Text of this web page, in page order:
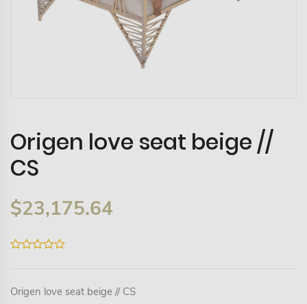
Origen love seat beige //
CS
$23,175.64
5
Origen love seat beige // CS